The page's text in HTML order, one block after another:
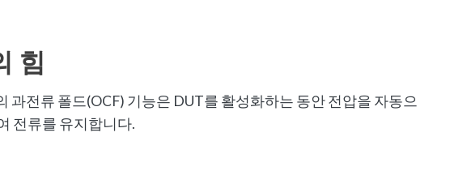
힘
과전류 폴드(OCF) 기능은 DUT를 활성화하는 동안 전압을 자동으
전류를 유지합니다.